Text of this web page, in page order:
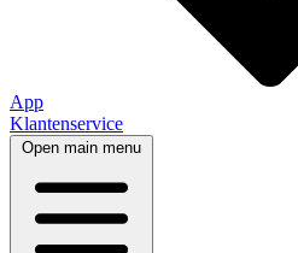
App
Klantenservice
Open main menu